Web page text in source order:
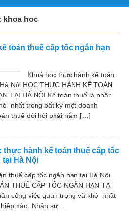
khoa hoc
toán thuế cấp tốc ngắn hạn
Khoá học thực hành kế toán
Nội HỌC THỰC HÀNH KẾ TOÁN
TẠI HÀ NỘI Kế toán thuế là phần
nhất trong bất kỳ một doanh
thuế đỏi hỏi phải nắm […]
thực hành kế toán thuế cấp tốc
tại Hà Nội
thuế cấp tốc ngắn hạn tại Hà Nội
THUẾ CẤP TỐC NGẮN HẠN TẠI
công việc quan trọng và khó nhất
nào. Nhân sự...